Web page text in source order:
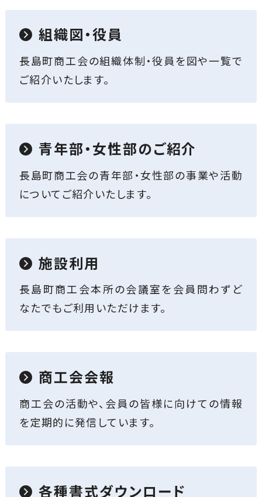
組織図・役員
長島町商工会の組織体制・役員を図や一覧で
ご紹介いたします。
青年部・女性部のご紹介
長島町商工会の青年部・女性部の事業や活動
についてご紹介いたします。
施設利用
長島町商工会本所の会議室を会員問わずど
なたでもご利用いただけます。
商工会会報
商工会の活動や、会員の皆様に向けての情報
を定期的に発信しています。
各種書式ダウンロード